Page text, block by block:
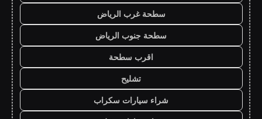
سطحة غرب الرياض
سطحة جنوب الرياض
اقرب سطحة
تشليح
شراء سيارات سكراب